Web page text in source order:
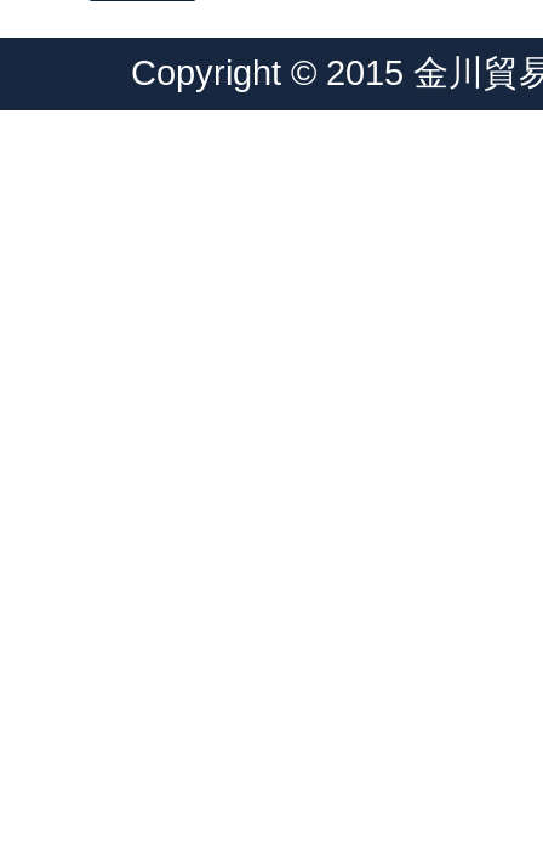
Copyright © 2015 金川貿